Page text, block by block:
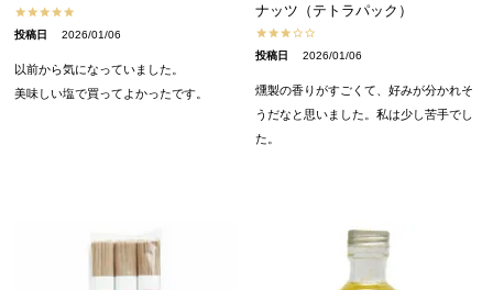
投稿日 2026/01/06
以前から気になっていました。
美味しい塩で買ってよかったです。
ナッツ（テトラパック）
投稿日 2026/01/06
燻製の香りがすごくて、好みが分かれそ
うだなと思いました。私は少し苦手でし
た。